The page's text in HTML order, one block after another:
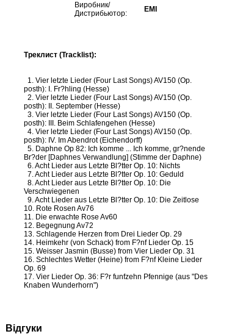
Виробник/
Дистрибьютор:
EMI
Треклист (Tracklist):
1. Vier letzte Lieder (Four Last Songs) AV150 (Op.
posth): I. Fr?hling (Hesse)
2. Vier letzte Lieder (Four Last Songs) AV150 (Op.
posth): II. September (Hesse)
3. Vier letzte Lieder (Four Last Songs) AV150 (Op.
posth): III. Beim Schlafengehen (Hesse)
4. Vier letzte Lieder (Four Last Songs) AV150 (Op.
posth): IV. Im Abendrot (Eichendorff)
5. Daphne Op 82: Ich komme ... Ich komme, gr?nende
Br?der [Daphnes Verwandlung] (Stimme der Daphne)
6. Acht Lieder aus Letzte Bl?tter Op. 10: Nichts
7. Acht Lieder aus Letzte Bl?tter Op. 10: Geduld
8. Acht Lieder aus Letzte Bl?tter Op. 10: Die
Verschwiegenen
9. Acht Lieder aus Letzte Bl?tter Op. 10: Die Zeitlose
10. Rote Rosen Av76
11. Die erwachte Rose Av60
12. Begegnung Av72
13. Schlagende Herzen from Drei Lieder Op. 29
14. Heimkehr (von Schack) from F?nf Lieder Op. 15
15. Weisser Jasmin (Busse) from Vier Lieder Op. 31
16. Schlechtes Wetter (Heine) from F?nf Kleine Lieder
Op. 69
17. Vier Lieder Op. 36: F?r funfzehn Pfennige (aus "Des
Knaben Wunderhorn")
Відгуки